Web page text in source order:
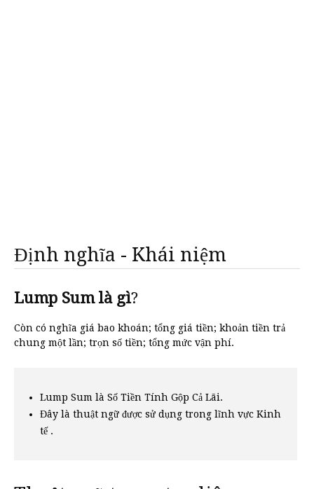
Định nghĩa - Khái niệm
Lump Sum là gì?
Còn có nghĩa giá bao khoán; tổng giá tiền; khoản tiền trả
chung một lần; trọn số tiền; tổng mức vận phí.
Lump Sum là Số Tiền Tính Gộp Cả Lãi.
Đây là thuật ngữ được sử dụng trong lĩnh vực Kinh
tế .